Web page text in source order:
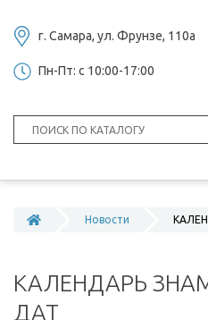
г. Самара, ул. ​Фрунзе, 110а
Пн-Пт: с 10:00-17:00
Новости
КАЛЕНДАРЬ
ДАТ